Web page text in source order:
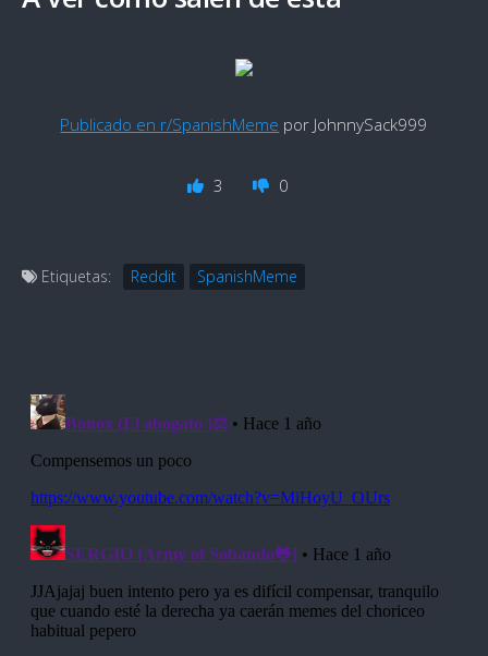
Publicado en r/SpanishMeme por JohnnySack999
3 0
Etiquetas: Reddit SpanishMeme